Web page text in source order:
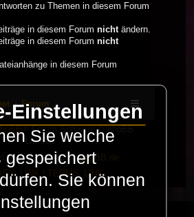
zu Themen in diesem Forum
in diesem Forum nichtändern.
in diesem Forum nicht
in diesem Forum
Forum
® Forum Software © phpBB
Limited
durchphpBB.de
TERMS_LINK
Einstellungen
Sie welche
gespeichert
Sie können